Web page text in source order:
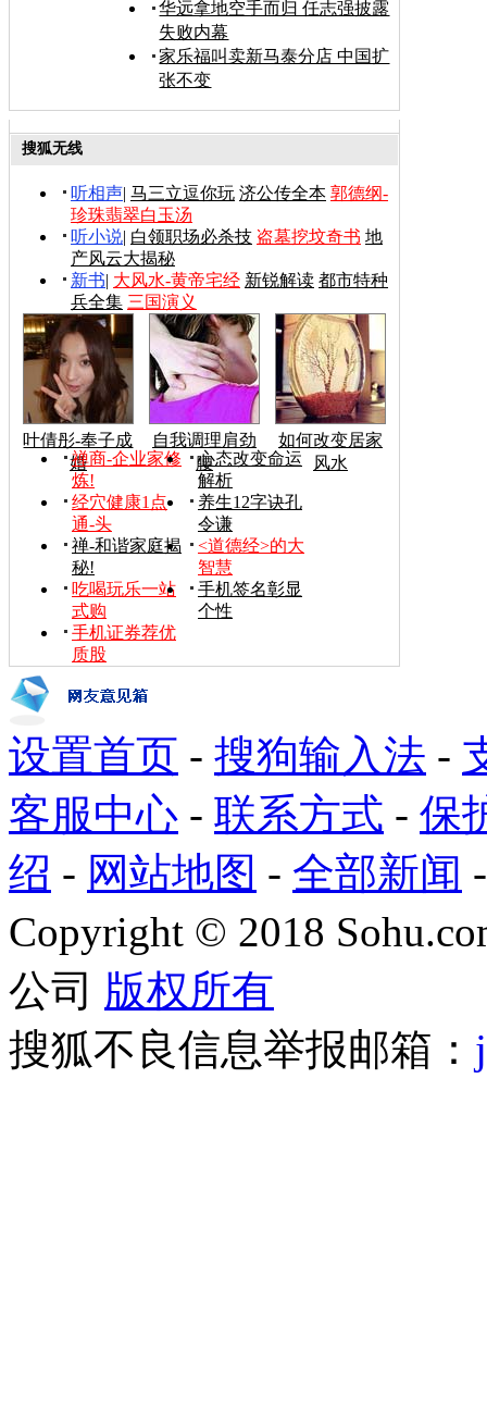
华远拿地空手而归 任志强披露
失败内幕
家乐福叫卖新马泰分店 中国扩
张不变
搜狐无线
听相声| 马三立逗你玩 济公传全本 郭德纲-
珍珠翡翠白玉汤
听小说| 白领职场必杀技 盗墓挖坟奇书 地
产风云大揭秘
新书| 大风水-黄帝宅经 新锐解读 都市特种
兵全集 三国演义
叶倩彤-奉子成
婚
自我调理肩劲
腰
如何改变居家
风水
禅商-企业家修
炼!
心态改变命运
解析
经穴健康1点
通-头
养生12字诀孔
令谦
禅-和谐家庭揭
秘!
<道德经>的大
智慧
吃喝玩乐一站
式购
手机签名彰显
个性
手机证券荐优
质股
设置首页 - 搜狗输入法 -
客服中心 - 联系方式 - 保
绍 - 网站地图 - 全部新闻
Copyright © 2018
公司 版权所有
搜狐不良信息举报邮箱：